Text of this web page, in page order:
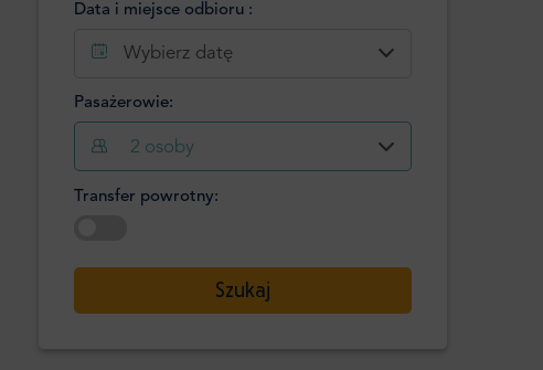
Data i miejsce odbioru :
Wybierz datę
Godzina
: Potwierdź
Pasażerowie:
2 osoby
Transfer powrotny:
Szukaj